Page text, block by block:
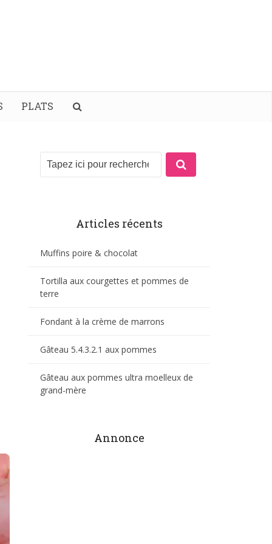
PLATS
Articles récents
Muffins poire & chocolat
Tortilla aux courgettes et pommes de
terre
Fondant à la crème de marrons
Gâteau 5.4.3.2.1 aux pommes
Gâteau aux pommes ultra moelleux de
grand-mère
Annonce